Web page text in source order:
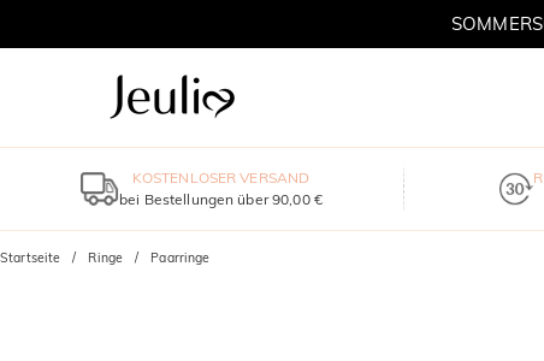
KOSTENLOSER VERSAND
bei Bestellungen über 90,00 €
Startseite Ringe Paarringe